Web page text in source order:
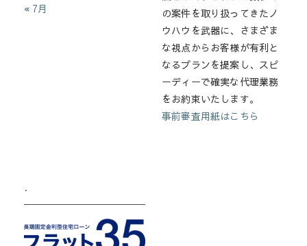
« 7月
の案件を取り扱ってきたノ
ウハウを武器に、さまざま
な視点からお客様が有利と
なるプランを提案し、スピ
ーディーで確実な代理業務
をお約束いたします。
事前審査用紙はこちら
.